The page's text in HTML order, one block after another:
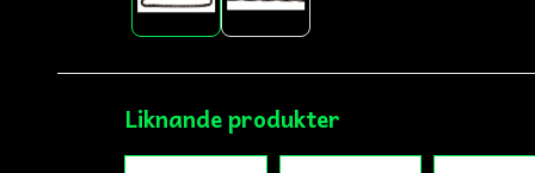
Liknande produkter